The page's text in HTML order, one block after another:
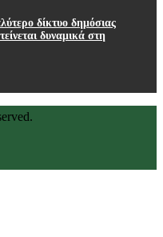
δίκτυο δημόσιας
δυναμικά στη